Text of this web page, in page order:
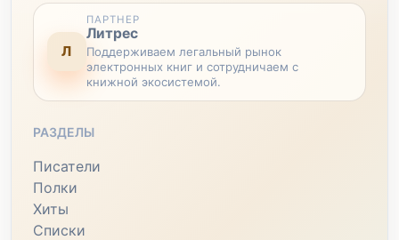
Л
ПАРТНЕР
Литрес
Поддерживаем легальный рынок
электронных книг и сотрудничаем с
книжной экосистемой.
РАЗДЕЛЫ
Писатели
Полки
Хиты
Списки